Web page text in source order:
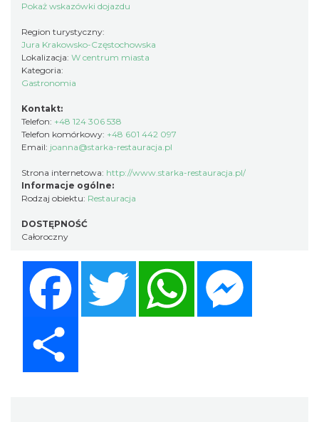
Pokaż wskazówki dojazdu
Region turystyczny:
Jura Krakowsko-Częstochowska
Lokalizacja: W centrum miasta
Kategoria:
Gastronomia
Kontakt:
Telefon: +48 124 306 538
Telefon komórkowy: +48 601 442 097
Email: joanna@starka-restauracja.pl
Strona internetowa: http://www.starka-restauracja.pl/
Informacje ogólne:
Rodzaj obiektu: Restauracja
DOSTĘPNOŚĆ
Całoroczny
Twitter WhatsApp